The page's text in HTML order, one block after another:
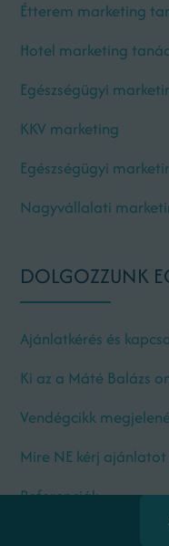
Étterem marketing
Hotel marketing
Egészségügyi
KKV marketing
Egészségügyi
Nagyvállalati
DOLGOZZUNK
Ajánlatkérés és
Ki az a Máté Balázs
Vendégcikk
Mire NE kérj ajánlatot
Referenciák
Telefonszám: